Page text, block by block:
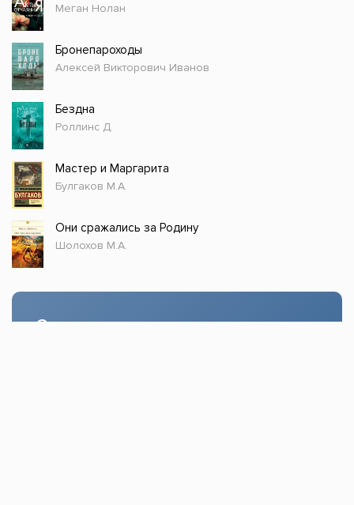
Меган Нолан
Бронепароходы
Алексей Викторович Иванов
Бездна
Роллинс Д.
Мастер и Маргарита
Булгаков М.А.
Они сражались за Родину
Шолохов М.А.
Стол заказов